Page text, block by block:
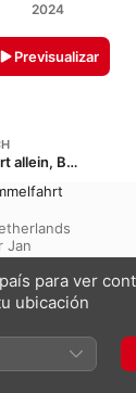
2024
Previsualizar
Auf Christi Himmelfahrt allein, BWV 128 · “Sólo sobre la ascensión de cristo al cielo”
Jan
Choir
para ver
ubicación